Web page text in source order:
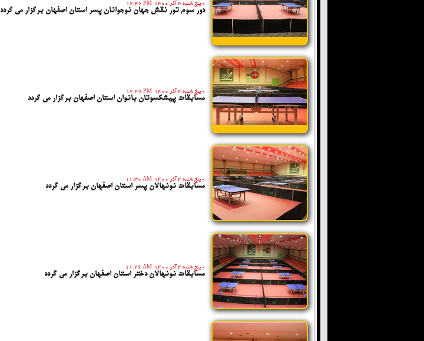
» پنج شنبه 4 آذر 1400 12:46 PM
دور سوم تور نقش جهان نوجوانان پسر استان اصفهان برگزار می گردد
» پنج شنبه 4 آذر 1400 12:38 PM
مسابقات پیشکسوتان بانوان استان اصفهان برگزار می گردد
» پنج شنبه 4 آذر 1400 11:30 AM
مسابقات نونهالان پسر استان اصفهان برگزار می گردد
» پنج شنبه 4 آذر 1400 11:26 AM
مسابقات نونهالان دختر استان اصفهان برگزار می گردد